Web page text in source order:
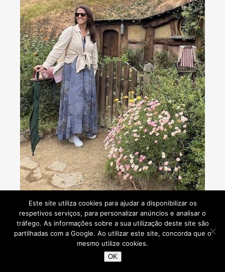
Consultoria de viagens - Agente de Viagens
Viaje Comigo © 2026
Este site utiliza cookies para ajudar a disponibilizar os
respetivos serviços, para personalizar anúncios e analisar o
tráfego. As informações sobre a sua utilização deste site são
partilhadas com a Google. Ao utilizar este site, concorda que o
mesmo utilize cookies.
OK